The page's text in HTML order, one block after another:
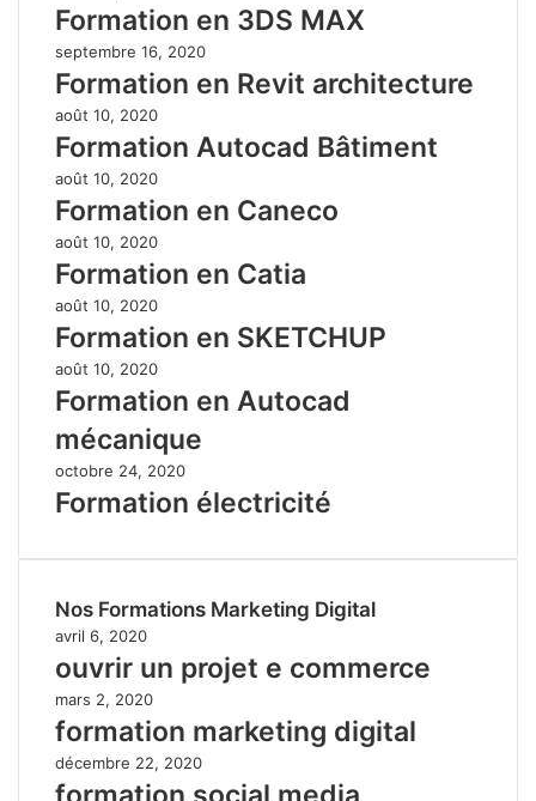
Formation en 3DS MAX
septembre 16, 2020
Formation en Revit architecture
août 10, 2020
Formation Autocad Bâtiment
août 10, 2020
Formation en Caneco
août 10, 2020
Formation en Catia
août 10, 2020
Formation en SKETCHUP
août 10, 2020
Formation en Autocad
mécanique
octobre 24, 2020
Formation électricité
Nos Formations Marketing Digital
avril 6, 2020
ouvrir un projet e commerce
mars 2, 2020
formation marketing digital
décembre 22, 2020